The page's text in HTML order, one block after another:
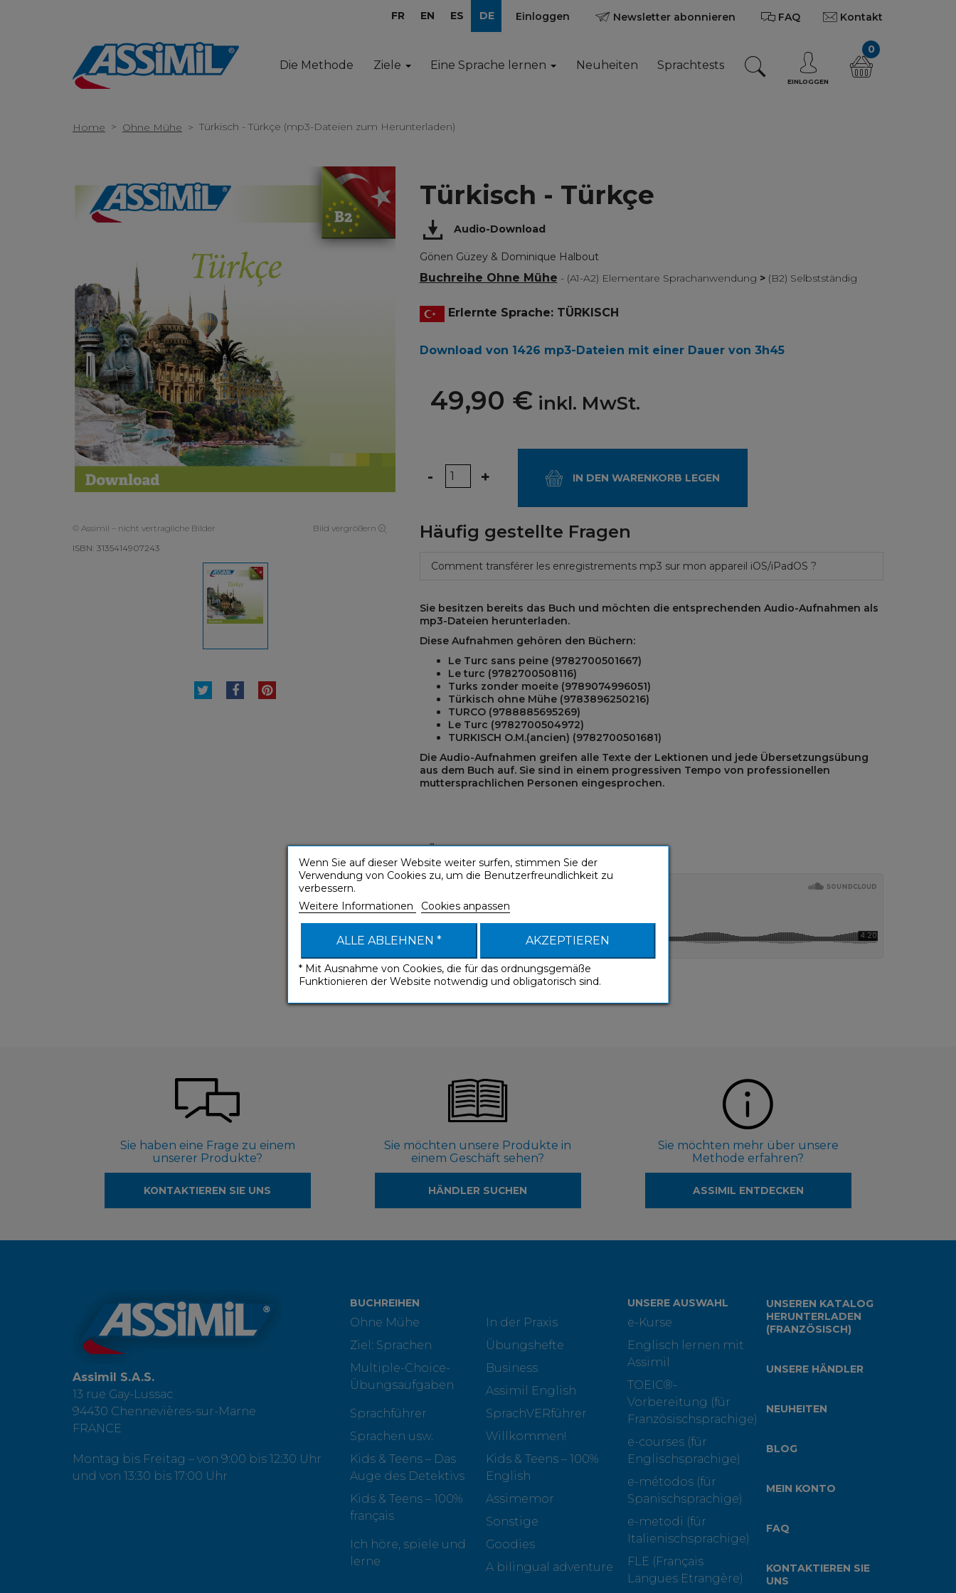
FR EN ES DE Einloggen Newsletter abonnieren FAQ Kontakt
Die Methode Ziele Eine Sprache lernen Neuheiten Sprachtests
EINLOGGEN
0
Home > Ohne Mühe > Türkisch - Türkçe (mp3-Dateien zum Herunterladen)
© Assimil – nicht vertragliche Bilder
Bild vergrößern
ISBN: 3135414907243
TWEETTEILENPINTEREST
Türkisch - Türkçe
Audio-Download
Gönen Güzey & Dominique Halbout
Buchreihe Ohne Mühe - (A1-A2) Elementare Sprachanwendung >(B2) Selbstständig
Erlernte Sprache: TÜRKISCH
Download von 1426 mp3-Dateien mit einer Dauer von 3h45
49,90 €inkl. MwSt.
Menge
- + IN DEN WARENKORB LEGEN
Häufig gestellte Fragen
Comment transférer les enregistrements mp3 sur mon appareil iOS/iPadOS ?
Sie besitzen bereits das Buch und möchten die entsprechenden Audio-Aufnahmen als
mp3-Dateien herunterladen.
Diese Aufnahmen gehören den Büchern:
Le Turc sans peine (9782700501667)
Le turc (9782700508116)
Turks zonder moeite (9789074996051)
Türkisch ohne Mühe (9783896250216)
TURCO (9788885695269)
Le Turc (9782700504972)
TURKISCH O.M.(ancien) (9782700501681)
Die Audio-Aufnahmen greifen alle Texte der Lektionen und jede Übersetzungsübung
aus dem Buch auf. Sie sind in einem progressiven Tempo von professionellen
muttersprachlichen Personen eingesprochen.
HÖREN SIE SICH EINEN AUDIOAUSZUG AN
Sie haben eine Frage zu einem
unserer Produkte?
KONTAKTIEREN SIE UNS
Sie möchten unsere Produkte in
einem Geschäft sehen?
HÄNDLER SUCHEN
Sie möchten mehr über unsere
Methode erfahren?
ASSIMIL ENTDECKEN
Assimil S.A.S.
13 rue Gay-Lussac
94430 Chennevières-sur-Marne
FRANCE
Montag bis Freitag – von 9:00 bis 12:30 Uhr
und von 13:30 bis 17:00 Uhr
BUCHREIHEN
Ohne Mühe
In der Praxis
Ziel: Sprachen
Übungshefte
Multiple-Choice-
Übungsaufgaben
Business
Assimil English
Sprachführer
SprachVERführer
Sprachen usw.
Willkommen!
Kids & Teens – Das
Auge des Detektivs
Kids & Teens – 100%
English
Kids & Teens – 100%
français
Assimemor
Sonstige
Ich höre, spiele und
lerne
Goodies
A bilingual adventure
UNSERE AUSWAHL
e-Kurse
Englisch lernen mit
Assimil
TOEIC®-
Vorbereitung (für
Französischsprachige)
e-courses (für
Englischsprachige)
e-métodos (für
Spanischsprachige)
e-metodi (für
Italienischsprachige)
FLE (Français
Langues Etrangère)
UNSEREN KATALOG
HERUNTERLADEN
(FRANZÖSISCH)
UNSERE HÄNDLER
NEUHEITEN
BLOG
MEIN KONTO
FAQ
KONTAKTIEREN SIE
UNS
Wenn Sie auf dieser Website weiter surfen, stimmen Sie der
Verwendung von Cookies zu, um die Benutzerfreundlichkeit zu
verbessern.
Weitere Informationen
Cookies anpassen
ALLE ABLEHNEN * AKZEPTIEREN
* Mit Ausnahme von Cookies, die für das ordnungsgemäße
Funktionieren der Website notwendig und obligatorisch sind.